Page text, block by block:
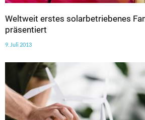
Weltweit erstes solarbetriebenes
präsentiert
9. Juli 2013